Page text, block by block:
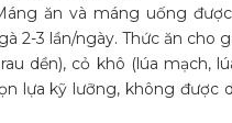
ăn và máng uống
2-3 lần/ngày. Thức ăn cho
dền), cỏ khô (lúa mạch,
lựa kỹ lưỡng, không được